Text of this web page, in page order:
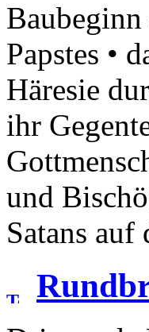
Papstes •
Häresie
ihr
und
Satans